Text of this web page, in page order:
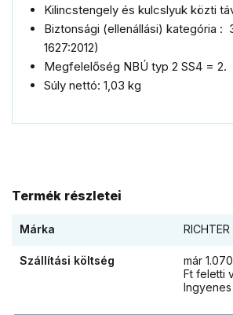
Kilincstengely és kulcslyuk közti
Biztonsági (ellenállási) kategória :
1627:2012)
Megfelelőség NBÚ typ 2 SS4 = 2.
Súly nettó: 1,03 kg
Termék részletei
Márka RICHTER
Szállítási költség
már
Ft feletti
Ingyenes